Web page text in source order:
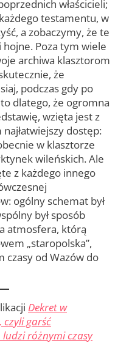
właścicieli;
testamentu, w
a zobaczymy, że te
hojne. Poza tym wiele
archiwa klasztorom
że
podczas gdy po
dlatego, że ogromna
wzięta jest z
dostęp:
w klasztorze
wileńskich. Ale
z każdego innego
ogólny schemat był
był sposób
atmosfera, którą
„staropolska”,
czasy od Wazów do
Dekret w
czyli garść
różnymi czasy